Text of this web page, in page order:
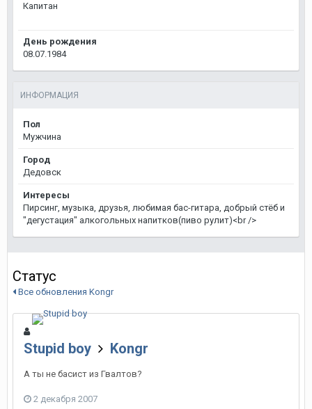
Капитан
День рождения
08.07.1984
ИНФОРМАЦИЯ
Пол
Мужчина
Город
Дедовск
Интересы
Пирсинг, музыка, друзья, любимая бас-гитара, добрый стёб и
"дегустация" алкогольных напитков(пиво рулит)<br />
Статус
Все обновления Kongr
Stupid boy Kongr
А ты не басист из Гвалтов?
2 декабря 2007